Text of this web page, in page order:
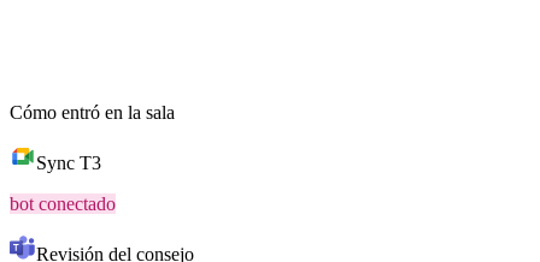
Cómo entró en la sala
Sync T3
bot conectado
Revisión del consejo